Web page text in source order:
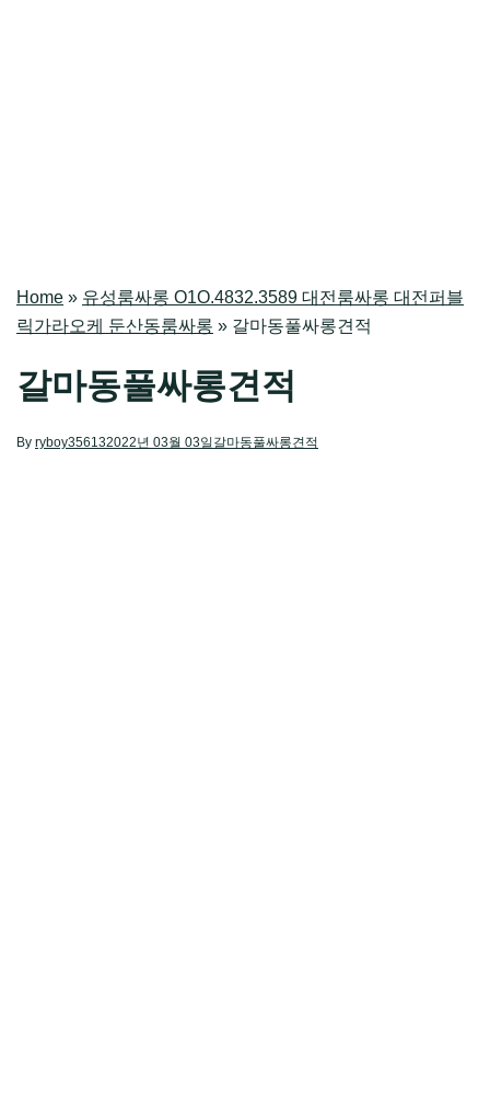
Home » 유성룸싸롱 O1O.4832.3589 대전룸싸롱 대전퍼블
릭가라오케 둔산동룸싸롱 » 갈마동풀싸롱견적
갈마동풀싸롱견적
By ryboy356132022년 03월 03일 갈마동풀싸롱견적